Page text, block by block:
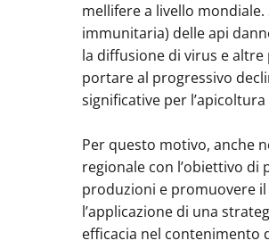
mellifere a livello
immunitaria) delle api
la diffusione di virus e
portare al progressivo
significative per
Per questo motivo, anche
regionale con l’obiettivo
produzioni e promuovere
l’applicazione di una
efficacia nel contenimento